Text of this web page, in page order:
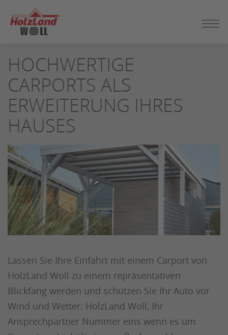
SEITENINHALT
SPRINGEN
HOCHWERTIGE
CARPORTS ALS
ERWEITERUNG IHRES
HAUSES
Lassen Sie Ihre Einfahrt mit einem Carport von
HolzLand Woll zu einem repräsentativen
Blickfang werden und schützen Sie Ihr Auto vor
Wind und Wetter. HolzLand Woll, Ihr
Ansprechpartner Nummer eins wenn es um